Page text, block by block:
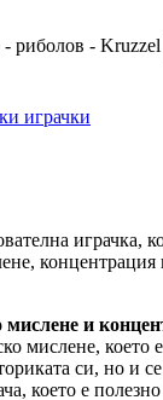
- риболов - Kruzzel
играчки
мислене и
мислене,
си, но и
което е